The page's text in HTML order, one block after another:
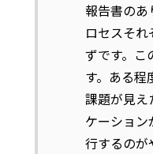
報告書のあ
ロセスそ
ずです。こ
す。ある程
課題が見え
ケーショ
行するのが